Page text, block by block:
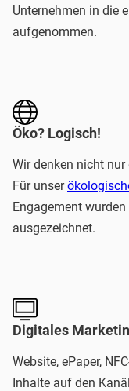
Unternehmen in die
aufgenommen.
Öko? Logisch!
Wir denken nicht
Für unser
Engagement
ausgezeichnet.
Digitales
Website, ePaper,
Inhalte auf den